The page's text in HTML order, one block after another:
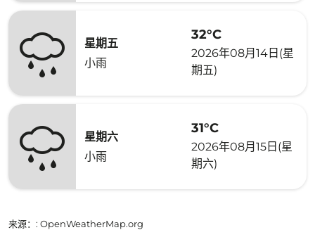
星期五
小雨
32°C
2026年08月14日(星
期五)
星期六
小雨
31°C
2026年08月15日(星
期六)
来源： : OpenWeatherMap.org